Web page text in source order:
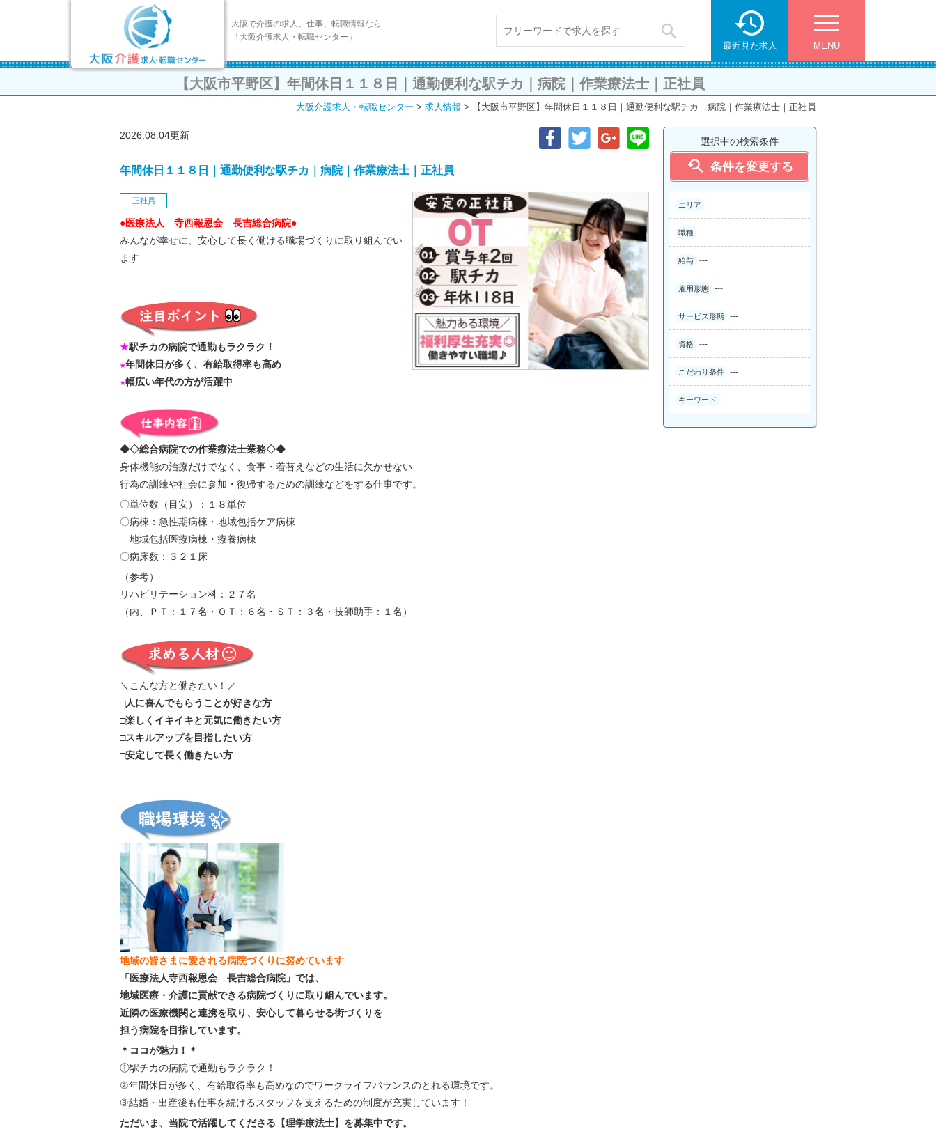
大阪で介護の求人、仕事、転職情報なら
「大阪介護求人・転職センター」
 menu
MENU

最近見た求人
【大阪市平野区】年間休日１１８日｜通勤便利な駅チカ｜病院｜作業療法士｜正社員
大阪介護求人・転職センター > 求人情報 > 【大阪市平野区】年間休日１１８日｜通勤便利な駅チカ｜病院｜作業療法士｜正社員
選択中の検索条件
 条件を変更する
エリア ---
職種 ---
給与 ---
雇用形態 ---
サービス形態 ---
資格 ---
こだわり条件 ---
キーワード ---
2026.08.04更新
年間休日１１８日｜通勤便利な駅チカ｜病院｜作業療法士｜正社員
正社員
●医療法人 寺西報恩会 長吉総合病院●
みんなが幸せに、安心して長く働ける職場づくりに取り組んでい
ます
★駅チカの病院で通勤もラクラク！
★年間休日が多く、有給取得率も高め
★幅広い年代の方が活躍中
◆◇総合病院での作業療法士業務◇◆
身体機能の治療だけでなく、食事・着替えなどの生活に欠かせない
行為の訓練や社会に参加・復帰するための訓練などをする仕事です。
〇単位数（目安）：１８単位
〇病棟：急性期病棟・地域包括ケア病棟
地域包括医療病棟・療養病棟
〇病床数：３２１床
（参考）
リハビリテーション科：２７名
（内、ＰＴ：１７名・ＯＴ：６名・ＳＴ：３名・技師助手：１名）
＼こんな方と働きたい！／
□人に喜んでもらうことが好きな方
□楽しくイキイキと元気に働きたい方
□スキルアップを目指したい方
□安定して長く働きたい方
地域の皆さまに愛される病院づくりに努めています
「医療法人寺西報恩会 長吉総合病院」では、
地域医療・介護に貢献できる病院づくりに取り組んでいます。
近隣の医療機関と連携を取り、安心して暮らせる街づくりを
担う病院を目指しています。
＊ココが魅力！＊
①駅チカの病院で通勤もラクラク！
②年間休日が多く、有給取得率も高めなのでワークライフバランスのとれる環境です。
③結婚・出産後も仕事を続けるスタッフを支えるための制度が充実しています！
ただいま、当院で活躍してくださる【理学療法士】を募集中です。